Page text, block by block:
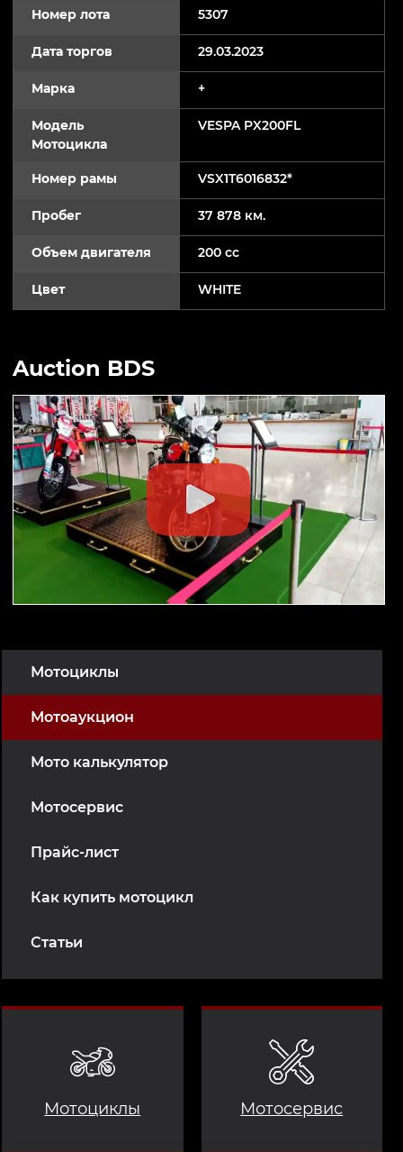
Мотоциклы
Мотоаукцион
Мото калькулятор
Мотосервис
Прайс-лист
Как купить мотоцикл
Статьи
Мотоциклы Мотосервис
Номер лота 5307
Дата торгов 29.03.2023
Марка +
Модель
Мотоцикла
VESPA PX200FL
Номер рамы VSX1T6016832*
Пробег 37 878 км.
Объем двигателя 200 cc
Цвет WHITE
Auction BDS